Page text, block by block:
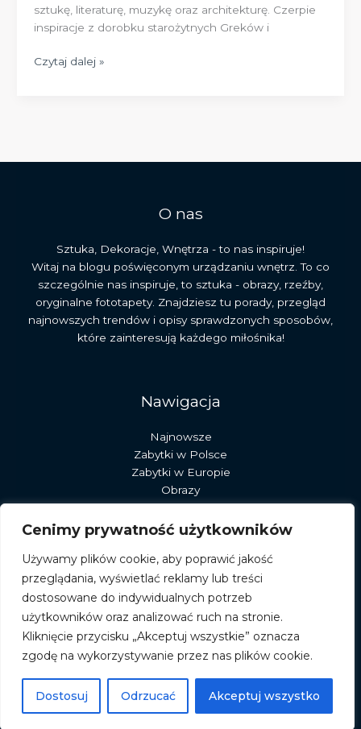
Cenimy prywatność użytkowników
Używamy plików cookie, aby poprawić jakość
przeglądania, wyświetlać reklamy lub treści
dostosowane do indywidualnych potrzeb
użytkowników oraz analizować ruch na stronie.
Kliknięcie przycisku „Akceptuj wszystkie” oznacza
zgodę na wykorzystywanie przez nas plików cookie.
Dostosuj Odrzucać Akceptuj wszystko
sztukę, literaturę, muzykę oraz architekturę. Czerpie
inspiracje z dorobku starożytnych Greków i
Klasycyzm
Czytaj dalej »
O nas
Sztuka, Dekoracje, Wnętrza - to nas inspiruje!
Witaj na blogu poświęconym urządzaniu wnętrz. To co
szczególnie nas inspiruje, to sztuka - obrazy, rzeźby,
oryginalne fototapety. Znajdziesz tu porady, przegląd
najnowszych trendów i opisy sprawdzonych sposobów,
które zainteresują każdego miłośnika!
Nawigacja
Najnowsze
Zabytki w Polsce
Zabytki w Europie
Obrazy
Rzeźby
Dekoracje
Pracownia stary młyn
© 2026 albumromanski.pl
Powered by albumromanski.pl